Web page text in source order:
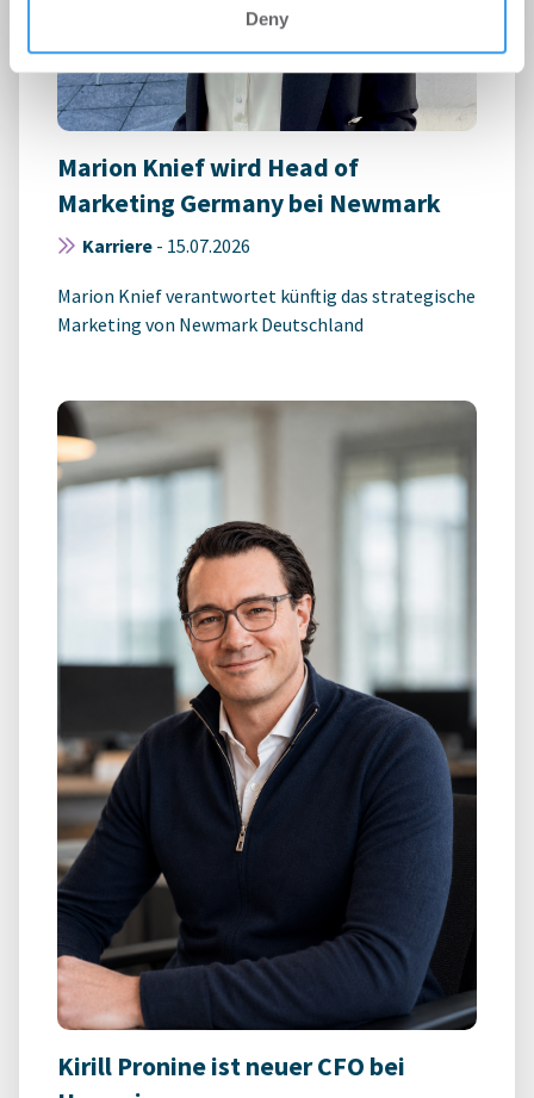
Deny
Marion Knief wird Head of
Marketing Germany bei Newmark
Karriere - 15.07.2026
Marion Knief verantwortet künftig das strategische
Marketing von Newmark Deutschland
Kirill Pronine ist neuer CFO bei